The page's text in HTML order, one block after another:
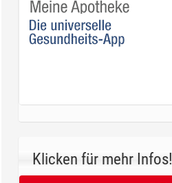
Klicken für mehr Infos!